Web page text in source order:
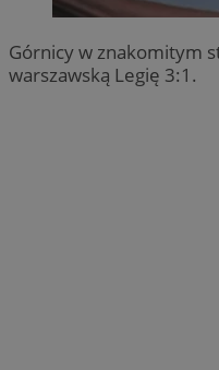
Górnicy w znakomitym
warszawską Legię 3:1.